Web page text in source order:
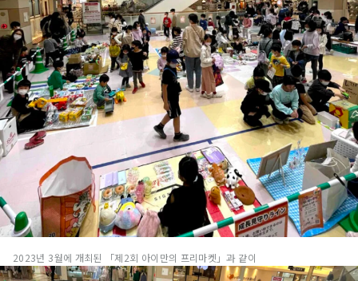
2023년 3월에 개최된 「제2회 아이만의 프리마켓」과 같이